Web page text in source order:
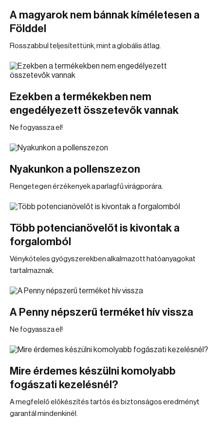
A magyarok nem bánnak kíméletesen a
Földdel
Rosszabbul teljesítettünk, mint a globális átlag.
Ezekben a termékekben nem
engedélyezett összetevők vannak
Ne fogyassza el!
Nyakunkon a pollenszezon
Rengetegen érzékenyek a parlagfű virágporára.
Több potencianövelőt is kivontak a
forgalomból
Vényköteles gyógyszerekben alkalmazott hatóanyagokat
tartalmaznak.
A Penny népszerű terméket hív vissza
Ne fogyassza el!
Mire érdemes készülni komolyabb
fogászati kezelésnél?
A megfelelő előkészítés tartós és biztonságos eredményt
garantál mindenkinél.